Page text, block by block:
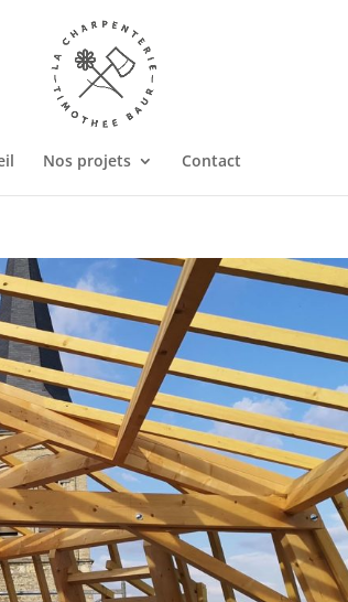
Nos projets Contact